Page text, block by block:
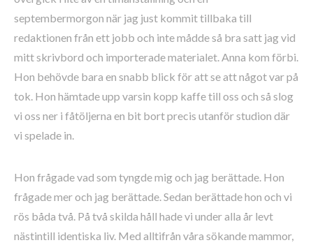
septembermorgon när jag just kommit tillbaka till
redaktionen från ett jobb och inte mådde så bra satt jag vid
mitt skrivbord och importerade materialet. Anna kom förbi.
Hon behövde bara en snabb blick för att se att något var på
tok. Hon hämtade upp varsin kopp kaffe till oss och så slog
vi oss ner i fåtöljerna en bit bort precis utanför studion där
vi spelade in.
Hon frågade vad som tyngde mig och jag berättade. Hon
frågade mer och jag berättade. Sedan berättade hon och vi
rös båda två. På två skilda håll hade vi under alla år levt
nästintill identiska liv. Med alltifrån våra sökande mammor,